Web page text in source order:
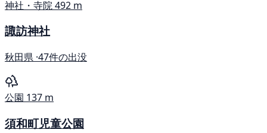
神社・寺院492 m
諏訪神社
秋田県 ·47件の出没
公園 137 m
須和町児童公園